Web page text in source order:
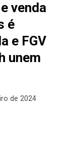
venda
é
e FGV
unem
de 2024